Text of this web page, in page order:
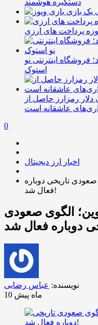
یک بازی
پرداخت های ارزی
فروشگاه اینترنتی نو
استوک
توقیف ۲۵ میلیون دلار رمزارز حاصل از
عاشقانه است
0
اخبار ارز دیجیتال
تاریخی دوباره
فعال شد!
الگوی صعودی
نویسنده: عباس رضایی
10 ماه پیش